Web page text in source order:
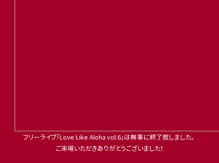
フリーライブ「Love Like Aloha vol.6」は無事に終了致しました。
ご来場いただきありがとうございました！